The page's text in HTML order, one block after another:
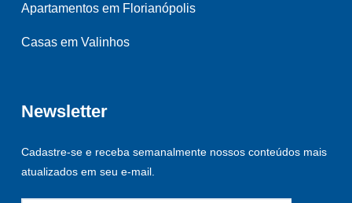
Apartamentos em Florianópolis
Casas em Valinhos
Newsletter
Cadastre-se e receba semanalmente nossos conteúdos mais
atualizados em seu e-mail.